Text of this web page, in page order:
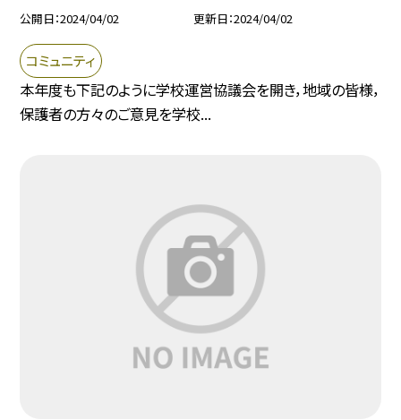
公開日 2024/04/02 更新日 2024/04/02
コミュニティ
本年度も下記のように学校運営協議会を開き，地域の皆様，
保護者の方々のご意見を学校...